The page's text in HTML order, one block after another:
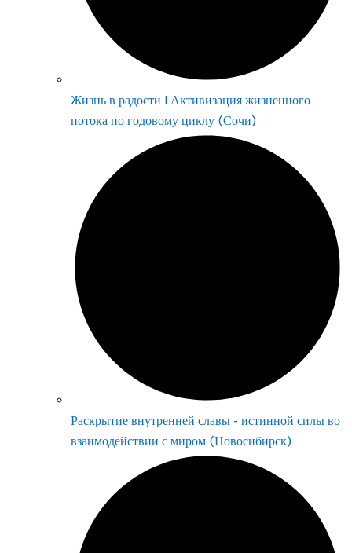
Жизнь в радости | Активизация жизненного
потока по годовому циклу (Сочи)
Раскрытие внутренней славы - истинной силы во
взаимодействии с миром (Новосибирск)